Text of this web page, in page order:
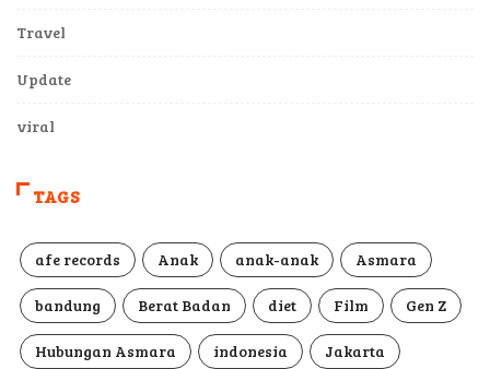
Travel
Update
viral
TAGS
afe records Anak anak-anak Asmara
bandung Berat Badan diet Film Gen Z
Hubungan Asmara indonesia Jakarta